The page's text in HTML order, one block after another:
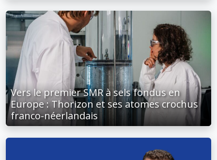
Vers le premier SMR à sels fondus en
Europe : Thorizon et ses atomes crochus
franco-néerlandais